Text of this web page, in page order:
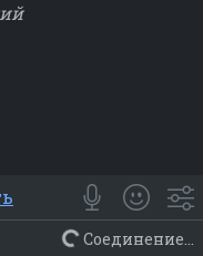
😀 Emoji
Объекты
Соединение...